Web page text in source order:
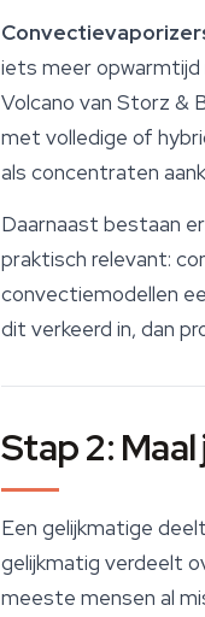
iets meer
Volcano van Storz &
met volledige of
als concentraten
Daarnaast bestaan er
praktisch relevant:
convectiemodellen
dit verkeerd in, dan
Stap 2:
Een gelijkmatige
gelijkmatig verdeelt
meeste mensen al